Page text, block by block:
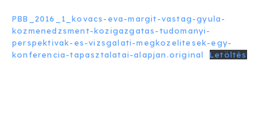
PBB_2016_1_kovacs-eva-margit-vastag-gyula-
kozmenedzsment-kozigazgatas-tudomanyi-
perspektivak-es-vizsgalati-megkozelitesek-egy-
konferencia-tapasztalatai-alapjan.original
Letöltés